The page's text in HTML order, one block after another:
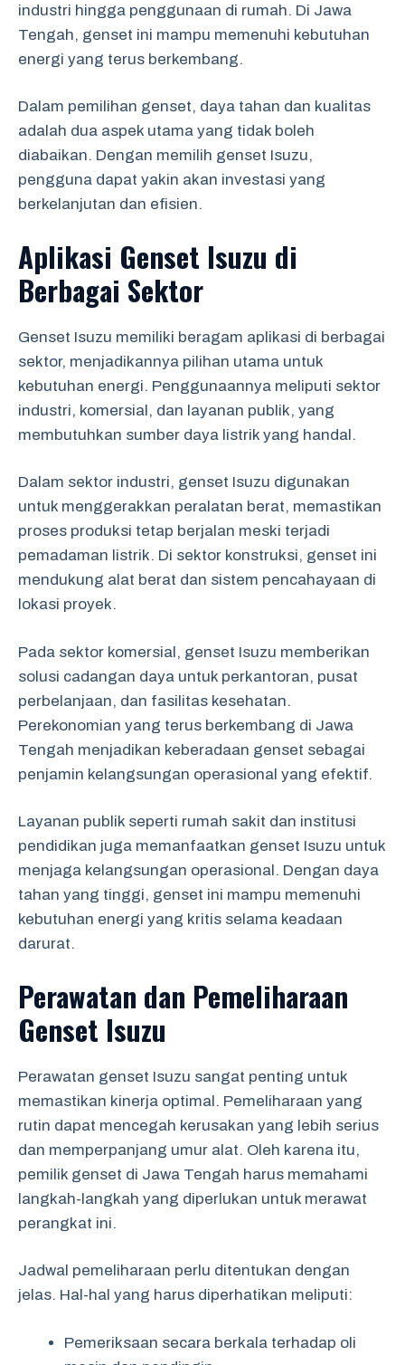
industri hingga penggunaan di rumah. Di Jawa
Tengah, genset ini mampu memenuhi kebutuhan
energi yang terus berkembang.
Dalam pemilihan genset, daya tahan dan kualitas
adalah dua aspek utama yang tidak boleh
diabaikan. Dengan memilih genset Isuzu,
pengguna dapat yakin akan investasi yang
berkelanjutan dan efisien.
Aplikasi Genset Isuzu di
Berbagai Sektor
Genset Isuzu memiliki beragam aplikasi di berbagai
sektor, menjadikannya pilihan utama untuk
kebutuhan energi. Penggunaannya meliputi sektor
industri, komersial, dan layanan publik, yang
membutuhkan sumber daya listrik yang handal.
Dalam sektor industri, genset Isuzu digunakan
untuk menggerakkan peralatan berat, memastikan
proses produksi tetap berjalan meski terjadi
pemadaman listrik. Di sektor konstruksi, genset ini
mendukung alat berat dan sistem pencahayaan di
lokasi proyek.
Pada sektor komersial, genset Isuzu memberikan
solusi cadangan daya untuk perkantoran, pusat
perbelanjaan, dan fasilitas kesehatan.
Perekonomian yang terus berkembang di Jawa
Tengah menjadikan keberadaan genset sebagai
penjamin kelangsungan operasional yang efektif.
Layanan publik seperti rumah sakit dan institusi
pendidikan juga memanfaatkan genset Isuzu untuk
menjaga kelangsungan operasional. Dengan daya
tahan yang tinggi, genset ini mampu memenuhi
kebutuhan energi yang kritis selama keadaan
darurat.
Perawatan dan Pemeliharaan
Genset Isuzu
Perawatan genset Isuzu sangat penting untuk
memastikan kinerja optimal. Pemeliharaan yang
rutin dapat mencegah kerusakan yang lebih serius
dan memperpanjang umur alat. Oleh karena itu,
pemilik genset di Jawa Tengah harus memahami
langkah-langkah yang diperlukan untuk merawat
perangkat ini.
Jadwal pemeliharaan perlu ditentukan dengan
jelas. Hal-hal yang harus diperhatikan meliputi:
Pemeriksaan secara berkala terhadap oli